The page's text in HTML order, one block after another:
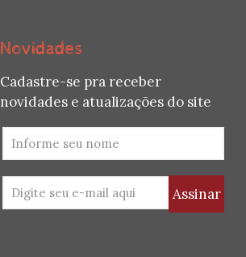
Novidades
Cadastre-se pra receber
novidades e atualizações do site